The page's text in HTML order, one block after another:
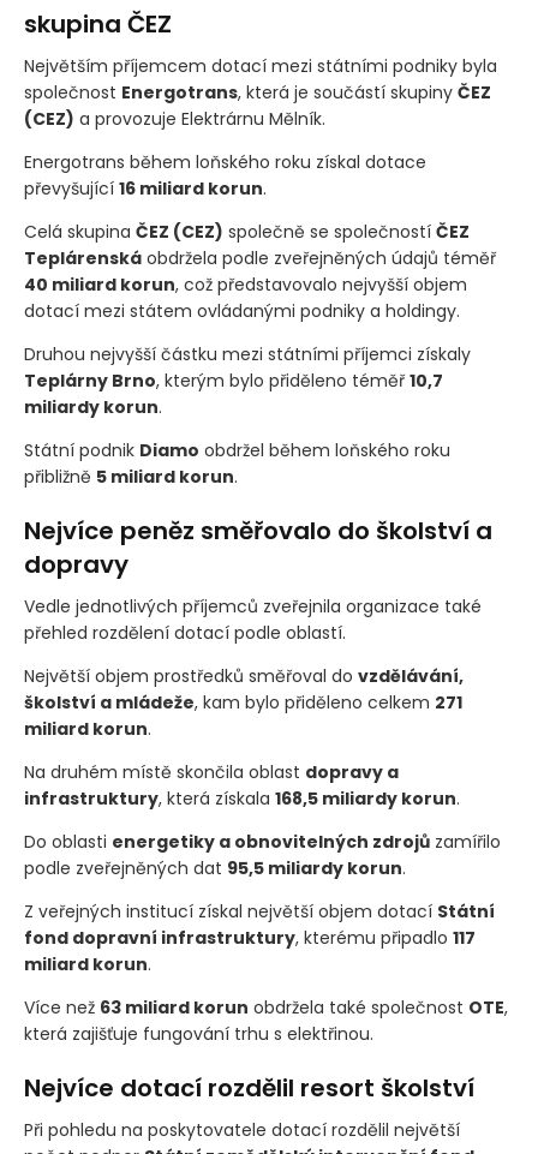
Mezi státními firmami dominovala
skupina ČEZ
Největším příjemcem dotací mezi státními podniky byla
společnostEnergotrans, která je součástí skupiny
(CEZ)a provozuje Elektrárnu Mělník.
Energotrans během loňského roku získal dotace
převyšující16 miliard korun.
Celá skupinaČEZ(CEZ)společně se společnostíČEZ
Teplárenskáobdržela podle zveřejněných údajů téměř
40 miliard korun, což představovalo nejvyšší objem
dotací mezi státem ovládanými podniky a holdingy.
Druhou nejvyšší částku mezi státními příjemci získaly
Teplárny Brno, kterým bylo přiděleno téměř
miliardy korun.
Státní podnikDiamoobdržel během loňského roku
přibližně
5 miliard korun
Nejvíce peněz směřovalo do školství a
dopravy
Vedle jednotlivých příjemců zveřejnila organizace také
přehled rozdělení dotací podle oblastí.
Největší objem prostředků směřoval dovzdělávání,
školství a mládeže
miliard korun.
Na druhém místě skončila oblastdopravy a
infrastruktury, která získala168,5 miliardy korun.
Do oblastienergetiky a obnovitelných zdrojů
podle zveřejněných dat95,5 miliardy korun.
Z veřejných institucí získal největší objem dotacíStátní
fond dopravní infrastruktury
miliard korun.
Více než63 miliard korunobdržela také společnost
která zajišťuje fungování trhu s elektřinou.
Nejvíce dotací rozdělil resort školství